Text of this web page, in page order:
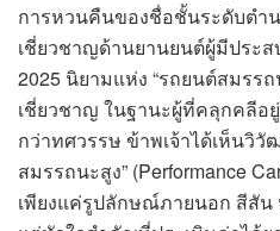
การหวนคืนของชื่อชั้นระดับตำ
เชี่ยวชาญด้านยานยนต์ผู้มีประ
2025 นิยามแห่ง “รถยนต์สมรร
เชี่ยวชาญ ในฐานะผู้ที่คลุกคลีอ
กว่าทศวรรษ ข้าพเจ้าได้เห็นวิวั
สมรรถนะสูง” (Performance
เพียงแค่รูปลักษณ์ภายนอก สีสั